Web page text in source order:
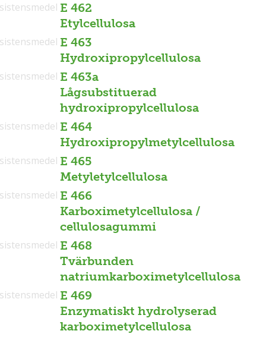
E 462
Etylcellulosa
E 463
Hydroxipropylcellulosa
E 463a
Lågsubstituerad
hydroxipropylcellulosa
E 464
Hydroxipropylmetylcellulosa
E 465
Metyletylcellulosa
E 466
Karboximetylcellulosa /
cellulosagummi
E 468
Tvärbunden
natriumkarboximetylcellulosa
E 469
Enzymatiskt hydrolyserad
karboximetylcellulosa